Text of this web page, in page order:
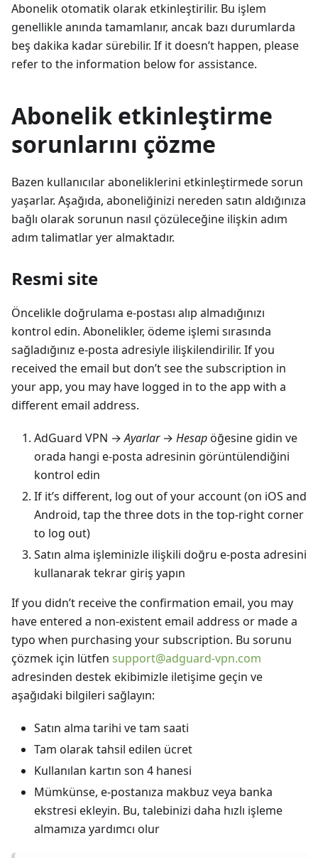
Abonelik otomatik olarak etkinleştirilir. Bu işlem
genellikle anında tamamlanır, ancak bazı durumlarda
beş dakika kadar sürebilir. If it doesn’t happen, please
refer to the information below for assistance.
Abonelik etkinleştirme
sorunlarını çözme
Bazen kullanıcılar aboneliklerini etkinleştirmede sorun
yaşarlar. Aşağıda, aboneliğinizi nereden satın aldığınıza
bağlı olarak sorunun nasıl çözüleceğine ilişkin adım
adım talimatlar yer almaktadır.
Resmi site
Öncelikle doğrulama e-postası alıp almadığınızı
kontrol edin. Abonelikler, ödeme işlemi sırasında
sağladığınız e-posta adresiyle ilişkilendirilir. If you
received the email but donʼt see the subscription in
your app, you may have logged in to the app with a
different email address.
AdGuard VPN →Ayarlar→ Hesapöğesine gidin ve
orada hangi e-posta adresinin görüntülendiğini
kontrol edin
If itʼs different, log out of your account (on iOS and
Android, tap the three dots in the top-right corner
to log out)
Satın alma işleminizle ilişkili doğru e-posta adresini
kullanarak tekrar giriş yapın
If you didnʼt receive the confirmation email, you may
have entered a non-existent email address or made a
typo when purchasing your subscription. Bu sorunu
çözmek için lütfen support@adguard-vpn.com
adresinden destek ekibimizle iletişime geçin ve
aşağıdaki bilgileri sağlayın:
Satın alma tarihi ve tam saati
Tam olarak tahsil edilen ücret
Kullanılan kartın son 4 hanesi
Mümkünse, e-postanıza makbuz veya banka
ekstresi ekleyin. Bu, talebinizi daha hızlı işleme
almamıza yardımcı olur